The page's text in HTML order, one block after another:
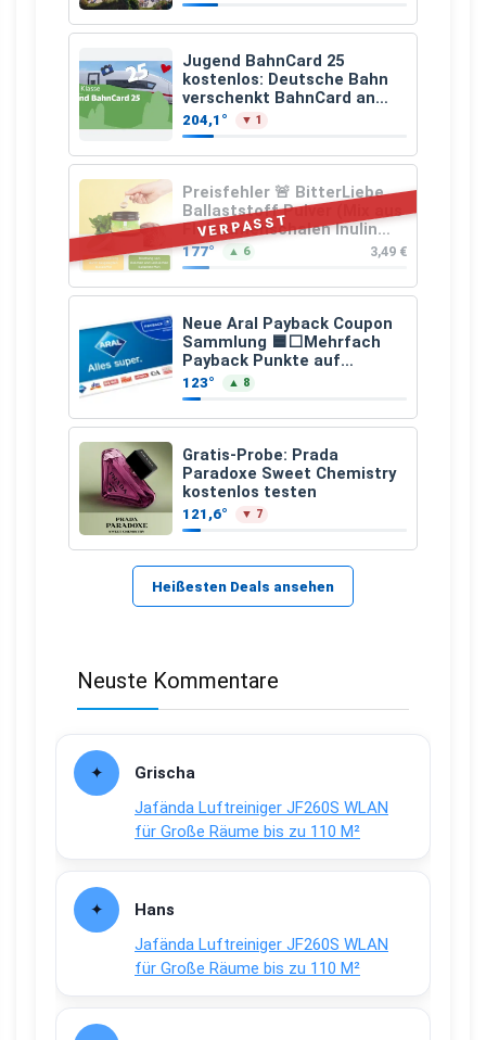
Jugend BahnCard 25
kostenlos: Deutsche Bahn
verschenkt BahnCard an
Kinder und Jugendliche
204,1° ▼ 1
VERPASST
Preisfehler 🚨 BitterLiebe
Ballaststoff Pulver (Mix aus
Flohsamenschalen Inulin
(Präbiotika) Leinsamen &
Apfelfaser)
177° ▲ 6 3,49 €
Neue Aral Payback Coupon
Sammlung 🟦⬜Mehrfach
Payback Punkte auf
Kraftstoffe und Erdgas
123° ▲ 8
Gratis-Probe: Prada
Paradoxe Sweet Chemistry
kostenlos testen
121,6° ▼ 7
Heißesten Deals ansehen
Neuste Kommentare
Grischa
Jafända Luftreiniger JF260S WLAN
für Große Räume bis zu 110 M²
Hans
Jafända Luftreiniger JF260S WLAN
für Große Räume bis zu 110 M²